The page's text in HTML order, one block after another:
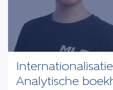
Analytische